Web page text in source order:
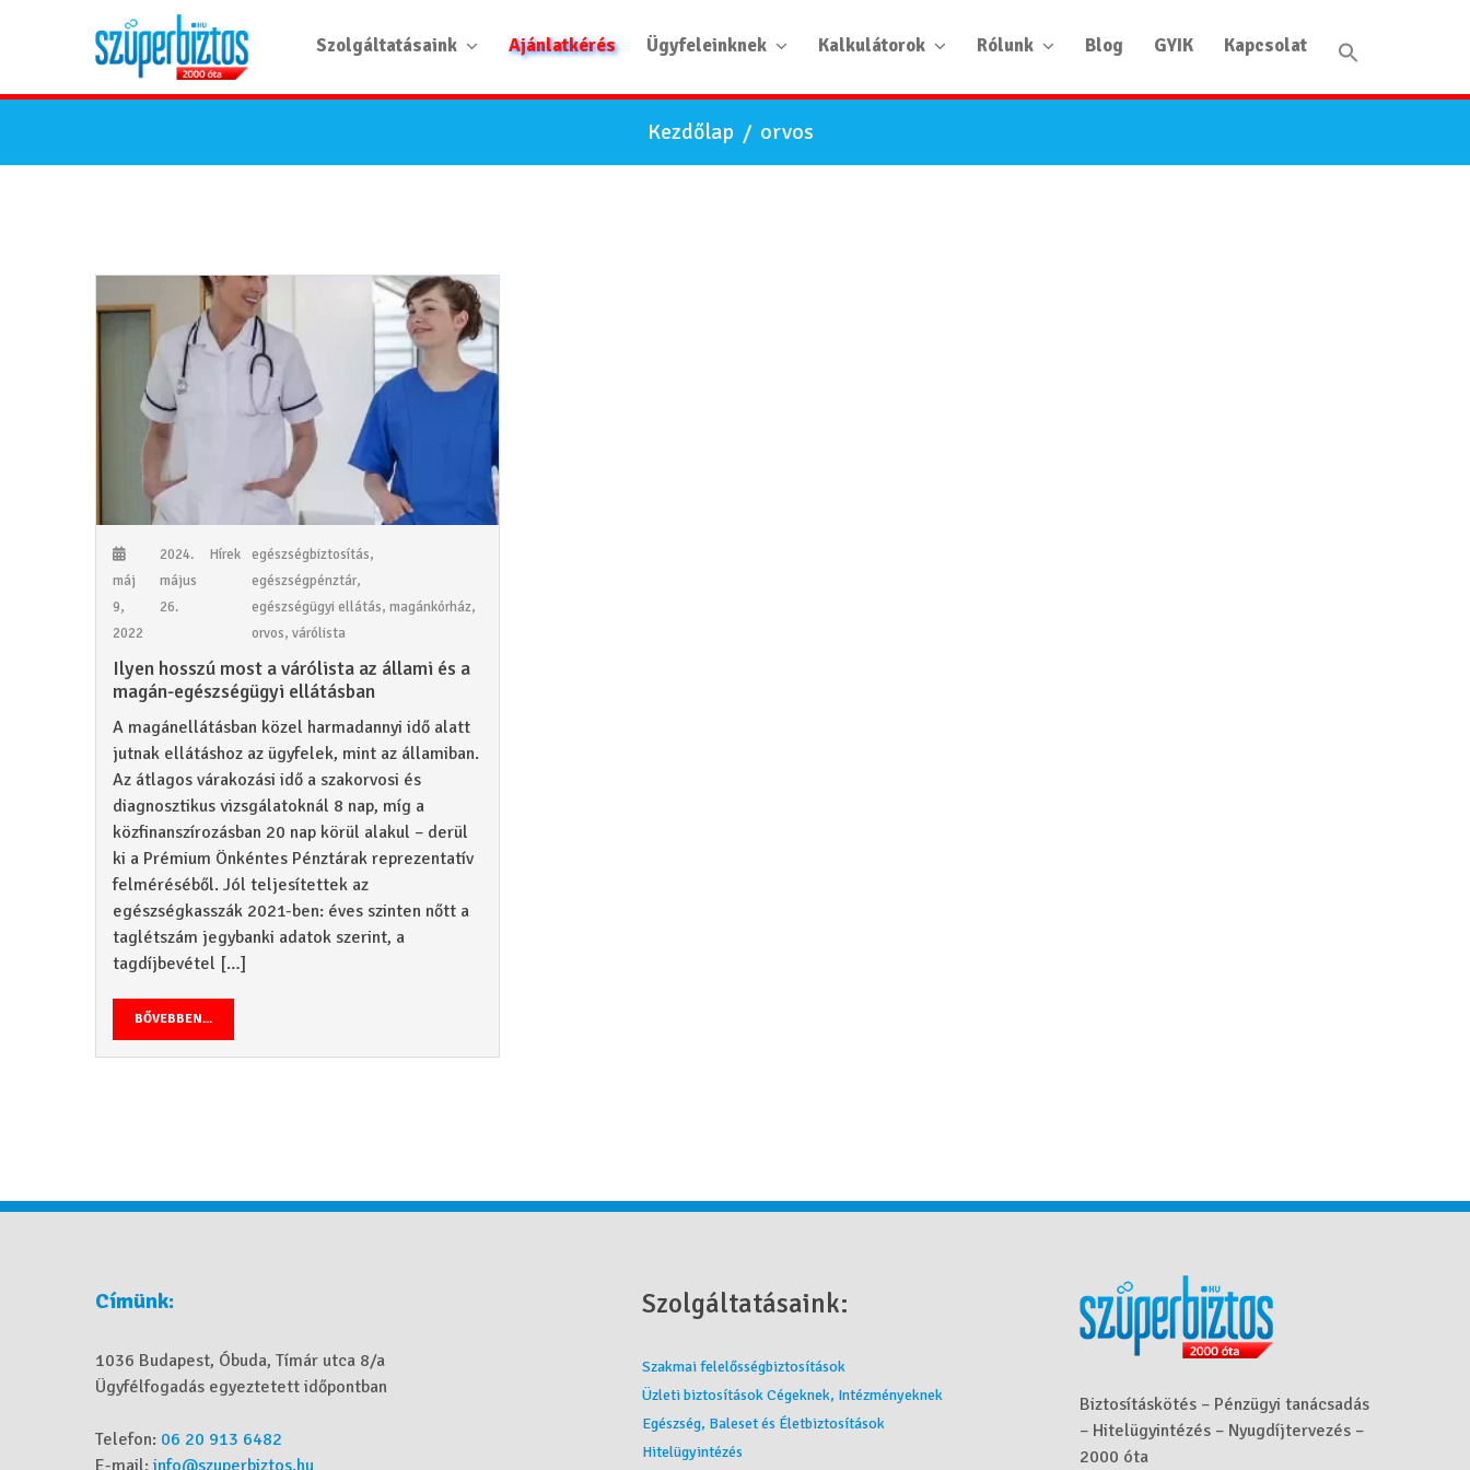
Szolgáltatásaink Ajánlatkérés Ügyfeleinknek Kalkulátorok Rólunk Blog GYIK Kapcsolat
Kezdőlap / orvos
máj
9,
2022
2024.
május
26.
Hírek egészségbiztosítás,
egészségpénztár,
egészségügyi ellátás,magánkórház,
orvos,várólista
Ilyen hosszú most a várólista az állami és a
magán-egészségügyi ellátásban
A magánellátásban közel harmadannyi idő alatt
jutnak ellátáshoz az ügyfelek, mint az államiban.
Az átlagos várakozási idő a szakorvosi és
diagnosztikus vizsgálatoknál 8 nap, míg a
közfinanszírozásban 20 nap körül alakul – derül
ki a Prémium Önkéntes Pénztárak reprezentatív
felméréséből. Jól teljesítettek az
egészségkasszák 2021-ben: éves szinten nőtt a
taglétszám jegybanki adatok szerint, a
tagdíjbevétel […]
BŐVEBBEN...
Címünk:
1036 Budapest, Óbuda, Tímár utca 8/a
Ügyfélfogadás egyeztetett időpontban
Telefon: 06 20 913 6482
E-mail: info@szuperbiztos.hu
Szolgáltatásaink:
Szakmai felelősségbiztosítások
Üzleti biztosítások Cégeknek, Intézményeknek
Egészség, Baleset és Életbiztosítások
Hitelügyintézés
Biztosításkötés – Pénzügyi tanácsadás
– Hitelügyintézés – Nyugdíjtervezés –
2000 óta